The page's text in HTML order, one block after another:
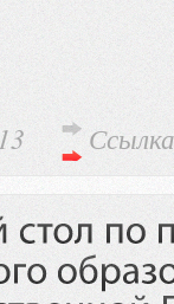
Ссылка